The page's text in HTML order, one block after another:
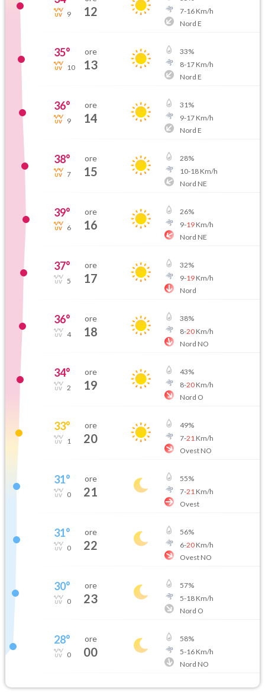
9 12
7-16Km/h
Nord E
35°
10
ore
13
33%
8-17Km/h
Nord E
36°
9
ore
14
31%
9-17Km/h
Nord E
38°
7
ore
15
28%
10-18Km/h
Nord NE
39°
6
ore
16
26%
9-19Km/h
Nord NE
37°
5
ore
17
32%
9-19Km/h
Nord
36°
4
ore
18
38%
8-20Km/h
Nord NO
34°
2
ore
19
43%
8-20Km/h
Nord O
33°
1
ore
20
49%
7-21 Km/h
Ovest NO
31°
0
ore
21
55%
7-21 Km/h
Ovest
31°
0
ore
22
56%
6-20Km/h
Ovest NO
30°
0
ore
23
57%
5-18Km/h
Nord O
28°
0
ore
00
58%
5-16Km/h
Nord NO